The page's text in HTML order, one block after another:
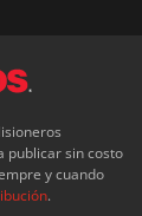
publicar sin costo
y cuando
.